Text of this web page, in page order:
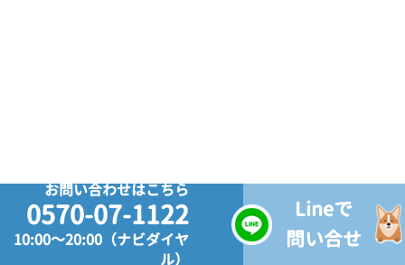
お問い合わせはこちら
0570-07-1122
10:00～20:00（ナビダイヤ
ル）
Lineで
問い合せ